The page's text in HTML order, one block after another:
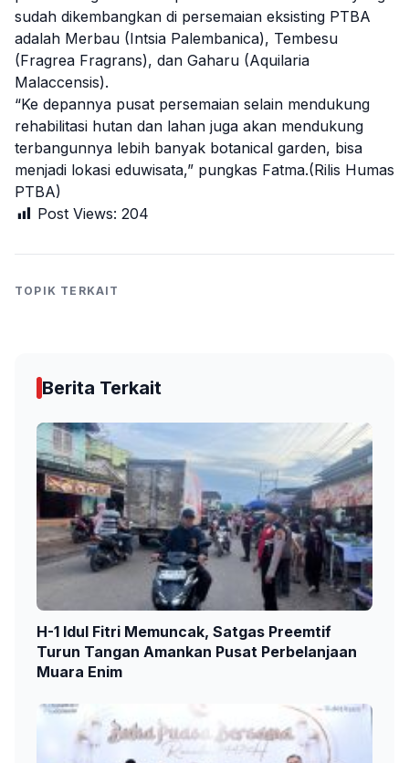
sudah dikembangkan di persemaian eksisting PTBA
adalah Merbau (Intsia Palembanica), Tembesu
(Fragrea Fragrans), dan Gaharu (Aquilaria
Malaccensis).
“Ke depannya pusat persemaian selain mendukung
rehabilitasi hutan dan lahan juga akan mendukung
terbangunnya lebih banyak botanical garden, bisa
menjadi lokasi eduwisata,” pungkas Fatma.(Rilis Humas
PTBA)
Post Views: 204
TOPIK TERKAIT
Berita Terkait
H-1 Idul Fitri Memuncak, Satgas Preemtif
Turun Tangan Amankan Pusat Perbelanjaan
Muara Enim